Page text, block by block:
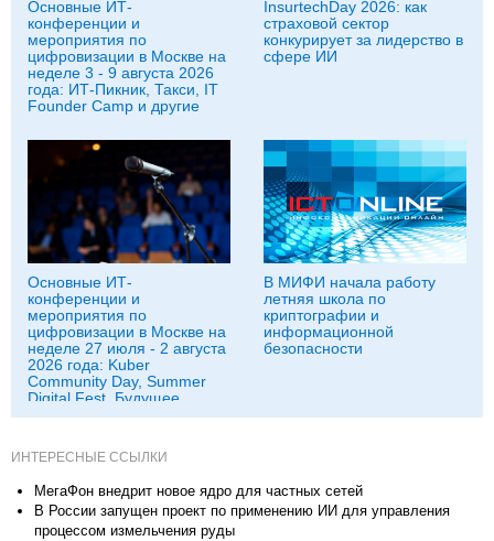
Основные ИТ-
конференции и
мероприятия по
цифровизации в Москве на
неделе 3 - 9 августа 2026
года: ИТ-Пикник, Такси, IT
Founder Camp и другие
InsurtechDay 2026: как
страховой сектор
конкурирует за лидерство в
сфере ИИ
Основные ИТ-
конференции и
мероприятия по
цифровизации в Москве на
неделе 27 июля - 2 августа
2026 года: Kuber
Community Day, Summer
Digital Fest, Будущее
исследований в
В МИФИ начала работу
летняя школа по
криптографии и
информационной
безопасности
ИНТЕРЕСНЫЕ ССЫЛКИ
МегаФон внедрит новое ядро для частных сетей
В России запущен проект по применению ИИ для управления
процессом измельчения руды